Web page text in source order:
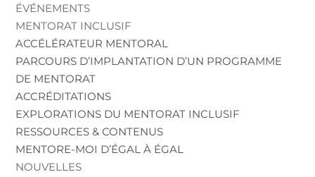
ÉVÉNEMENTS
MENTORAT INCLUSIF
ACCÉLÉRATEUR MENTORAL
PARCOURS D’IMPLANTATION D’UN PROGRAMME
DE MENTORAT
ACCRÉDITATIONS
EXPLORATIONS DU MENTORAT INCLUSIF
RESSOURCES & CONTENUS
MENTORE-MOI D’ÉGAL À ÉGAL
NOUVELLES